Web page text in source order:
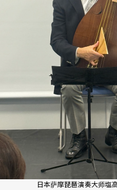
日本萨摩琵琶演奏大师塩